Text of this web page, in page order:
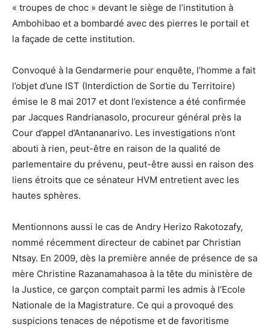
« troupes de choc » devant le siège de l’institution à
Ambohibao et a bombardé avec des pierres le portail et
la façade de cette institution.
Convoqué à la Gendarmerie pour enquête, l’homme a fait
l’objet d’une IST (Interdiction de Sortie du Territoire)
émise le 8 mai 2017 et dont l’existence a été confirmée
par Jacques Randrianasolo, procureur général près la
Cour d’appel d’Antananarivo. Les investigations n’ont
abouti à rien, peut-être en raison de la qualité de
parlementaire du prévenu, peut-être aussi en raison des
liens étroits que ce sénateur HVM entretient avec les
hautes sphères.
Mentionnons aussi le cas de Andry Herizo Rakotozafy,
nommé récemment directeur de cabinet par Christian
Ntsay. En 2009, dès la première année de présence de sa
mère Christine Razanamahasoa à la tête du ministère de
la Justice, ce garçon comptait parmi les admis à l’Ecole
Nationale de la Magistrature. Ce qui a provoqué des
suspicions tenaces de népotisme et de favoritisme